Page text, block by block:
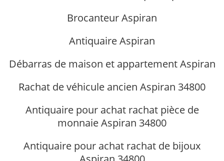
Brocanteur Aspiran
Antiquaire Aspiran
Débarras de maison et appartement Aspiran
Rachat de véhicule ancien Aspiran 34800
Antiquaire pour achat rachat pièce de
monnaie Aspiran 34800
Antiquaire pour achat rachat de bijoux